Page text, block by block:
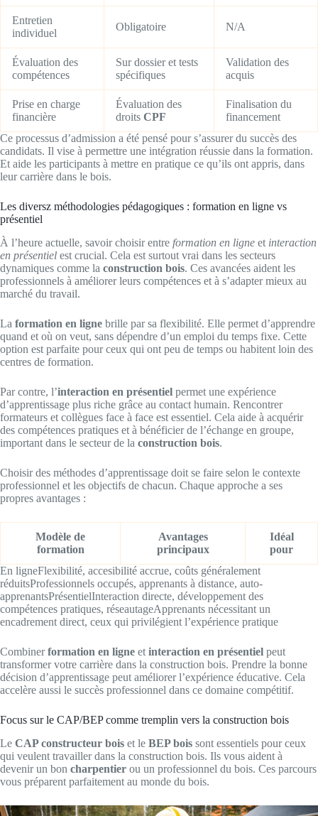
Entretien
individuel
Obligatoire N/A
Évaluation des
compétences
Sur dossier et tests
spécifiques
Validation des
acquis
Prise en charge
financière
Évaluation des
droits CPF
Finalisation du
financement
Ce processus d’admission a été pensé pour s’assurer du succès des
candidats. Il vise à permettre une intégration réussie dans la formation.
Et aide les participants à mettre en pratique ce qu’ils ont appris, dans
leur carrière dans le bois.
Les diversz méthodologies pédagogiques : formation en ligne vs
présentiel
À l’heure actuelle, savoir choisir entre formation en ligne et interaction
en présentiel est crucial. Cela est surtout vrai dans les secteurs
dynamiques comme la construction bois. Ces avancées aident les
professionnels à améliorer leurs compétences et à s’adapter mieux au
marché du travail.
La formation en ligne brille par sa flexibilité. Elle permet d’apprendre
quand et où on veut, sans dépendre d’un emploi du temps fixe. Cette
option est parfaite pour ceux qui ont peu de temps ou habitent loin des
centres de formation.
Par contre, l’interaction en présentiel permet une expérience
d’apprentissage plus riche grâce au contact humain. Rencontrer
formateurs et collègues face à face est essentiel. Cela aide à acquérir
des compétences pratiques et à bénéficier de l’échange en groupe,
important dans le secteur de la construction bois.
Choisir des méthodes d’apprentissage doit se faire selon le contexte
professionnel et les objectifs de chacun. Chaque approche a ses
propres avantages :
Modèle de
formation
Avantages
principaux
Idéal
pour
En ligneFlexibilité, accesibilité accrue, coûts généralement
réduitsProfessionnels occupés, apprenants à distance, auto-
apprenantsPrésentielInteraction directe, développement des
compétences pratiques, réseautageApprenants nécessitant un
encadrement direct, ceux qui privilégient l’expérience pratique
Combinerformation en ligne et interaction en présentiel peut
transformer votre carrière dans la construction bois. Prendre la bonne
décision d’apprentissage peut améliorer l’expérience éducative. Cela
accelère aussi le succès professionnel dans ce domaine compétitif.
Focus sur le CAP/BEP comme tremplin vers la construction bois
Le CAP constructeur bois et le BEP bois sont essentiels pour ceux
qui veulent travailler dans la construction bois. Ils vous aident à
devenir un bon charpentier ou un professionnel du bois. Ces parcours
vous préparent parfaitement au monde du bois.